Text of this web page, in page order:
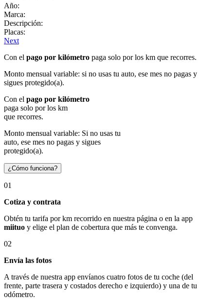
Año:
Marca:
Descripción:
Placas:
Next
Con el pago por kilómetro paga solo por los km que recorres.
Monto mensual variable: si no usas tu auto, ese mes no pagas y
sigues protegido(a).
Con el pago por kilómetro
paga solo por los km
que recorres.
Monto mensual variable: Si no usas tu
auto, ese mes no pagas y sigues
protegido(a).
¿Cómo funciona?
01
Cotiza y contrata
Obtén tu tarifa por km recorrido en nuestra página o en la app
miituo y elige el plan de cobertura que más te convenga.
02
Envía las fotos
A través de nuestra app envíanos cuatro fotos de tu coche (del
frente, parte trasera y costados derecho e izquierdo) y una de tu
odómetro.